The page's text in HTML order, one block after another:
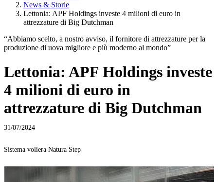
News & Storie
Lettonia: APF Holdings investe 4 milioni di euro in
attrezzature di Big Dutchman
“Abbiamo scelto, a nostro avviso, il fornitore di attrezzature per la
produzione di uova migliore e più moderno al mondo”
Lettonia: APF Holdings investe
4 milioni di euro in
attrezzature di Big Dutchman
31/07/2024
Sistema voliera Natura Step